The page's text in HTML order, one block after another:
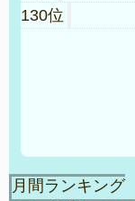
130位
月間ランキング